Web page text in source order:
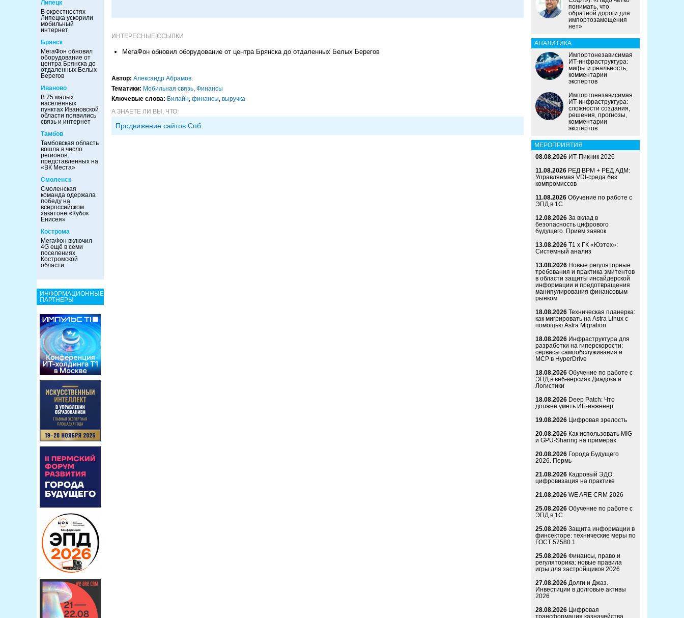
Липецк
В окрестностях
Липецка ускорили
мобильный
интернет
Брянск
МегаФон обновил
оборудование от
центра Брянска до
отдаленных Белых
Берегов
Иваново
В 75 малых
населённых
пунктах Ивановской
области появились
связь и интернет
Тамбов
Тамбовская область
вошла в число
регионов,
представленных на
«ВК Места»
Смоленск
Смоленская
команда одержала
победу на
всероссийском
хакатоне «Кубок
Енисея»
Кострома
МегаФон включил
4G ещё в семи
поселениях
Костромской
области
ИНФОРМАЦИОННЫЕ
ПАРТНЕРЫ
ИНТЕРЕСНЫЕ ССЫЛКИ
МегаФон обновил оборудование от центра Брянска до отдаленных Белых Берегов
Автор: Александр Абрамов.
Тематики: Мобильная связь, Финансы
Ключевые слова: Билайн, финансы, выручка
А ЗНАЕТЕ ЛИ ВЫ, ЧТО:
Продвижение сайтов Спб
понимать, что
обратной дороги для
импортозамещения
нет»
АНАЛИТИКА
Импортонезависимая
ИТ-инфраструктура:
мифы и реальность,
комментарии
экспертов
Импортонезависимая
ИТ-инфраструктура:
сложности создания,
решения, прогнозы,
комментарии
экспертов
МЕРОПРИЯТИЯ
08.08.2026 ИТ-Пикник 2026
11.08.2026 РЕД ВРМ + РЕД АДМ:
Управляемая VDI-среда без
компромиссов
11.08.2026 Обучение по работе с
ЭПД в 1С
12.08.2026 За вклад в
безопасность цифрового
будущего. Прием заявок
13.08.2026 Т1 x ГК «Юзтех»:
Системный анализ
13.08.2026 Новые регуляторные
требования и практика эмитентов
в области защиты инсайдерской
информации и предотвращения
манипулирования финансовым
рынком
18.08.2026 Техническая планерка:
как мигрировать на Astra Linux с
помощью Astra Migration
18.08.2026 Инфраструктура для
разработки на гиперскорости:
сервисы самообслуживания и
MCP в HyperDrive
18.08.2026 Обучение по работе с
ЭПД в веб-версиях Диадока и
Логистики
18.08.2026 Deep Patch: Что
должен уметь ИБ-инженер
19.08.2026 Цифровая зрелость
20.08.2026 Как использовать MIG
и GPU-Sharing на примерах
20.08.2026 Города Будущего
2026. Пермь
21.08.2026 Кадровый ЭДО:
цифровизация на практике
21.08.2026 WE ARE CRM 2026
25.08.2026 Обучение по работе с
ЭПД в 1С
25.08.2026 Защита информации в
финсекторе: технические меры по
ГОСТ 57580.1
25.08.2026 Финансы, право и
регуляторика: новые правила
игры для застройщиков 2026
27.08.2026 Долги и Джаз.
Инвестиции в долговые активы
2026
28.08.2026 Цифровая